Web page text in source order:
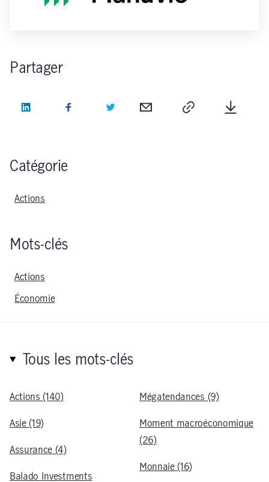
Partager
LinkedIn Facebook Twitter Courriel
Catégorie
Actions
Mots-clés
Actions
Économie
Tous les mots-clés
Actions (140)
Asie (19)
Assurance (4)
Balado Investments
Mégatendances (9)
Moment macroéconomique
(26)
Monnaie (16)